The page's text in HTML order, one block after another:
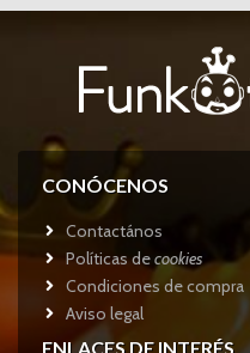
CONÓCENOS
Contactános
Políticas decookies
Condiciones de compra
Aviso legal
ENLACES DE INTERÉS